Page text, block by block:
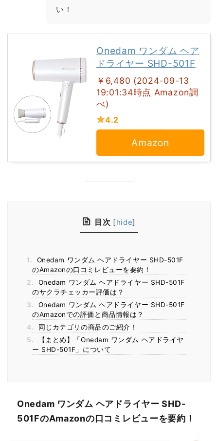
い！
Onedam ワンダム ヘア
ドライヤー SHD-501F
￥6,480 (2024-09-13
19:01:34時点 Amazon調
べ)
4.2
Amazon
目次 [hide]
1.
Onedam ワンダム ヘアドライヤー SHD-501F
のAmazonの口コミレビューを要約！
2.
Onedam ワンダム ヘアドライヤー SHD-501F
のサクラチェッカー評価は？
3.
Onedam ワンダム ヘアドライヤー SHD-501F
のAmazonでの評価と商品情報は？
4.
同じカテゴリの商品のご紹介！
5.
【まとめ】「Onedam ワンダム ヘアドライヤ
ー SHD-501F」について
Onedam ワンダム ヘアドライヤー SHD-
501FのAmazonの口コミレビューを要約！